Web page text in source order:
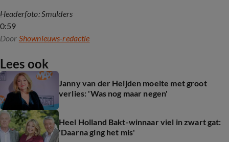
0:59
Headerfoto: Smulders
Door Shownieuws-redactie
Lees ook
Janny van der Heijden moeite met groot
verlies: 'Was nog maar negen'
Heel Holland Bakt-winnaar viel in zwart gat:
'Daarna ging het mis'